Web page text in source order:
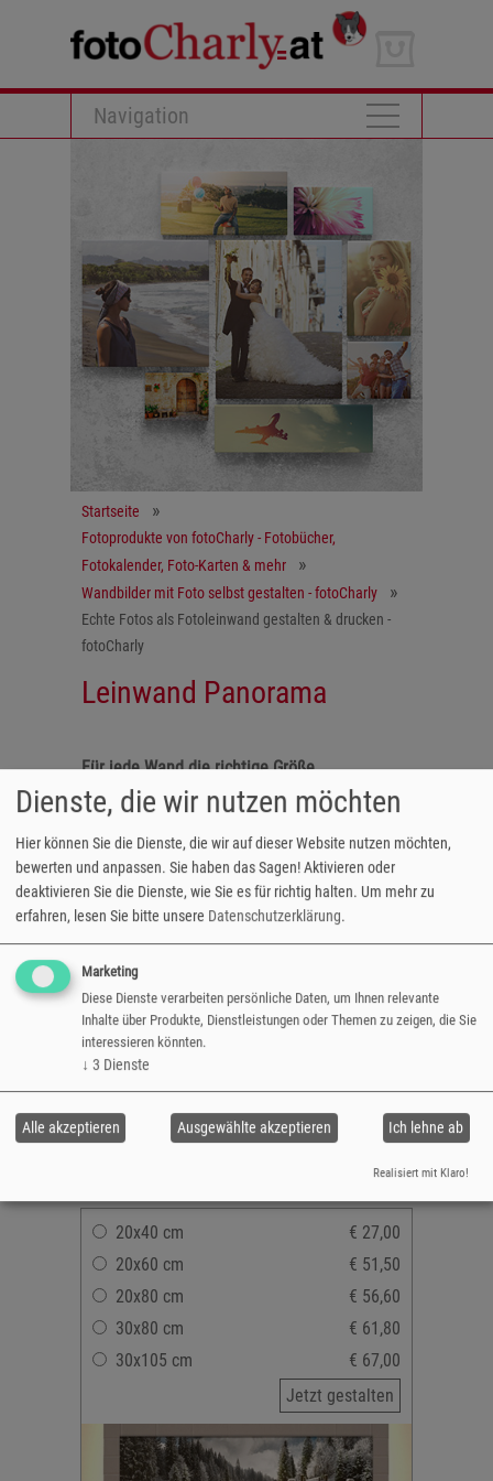
Navigation
Startseite
Fotoprodukte von fotoCharly - Fotobücher,
Fotokalender, Foto-Karten & mehr
Wandbilder mit Foto selbst gestalten - fotoCharly
Echte Fotos als Fotoleinwand gestalten & drucken -
fotoCharly
Leinwand Panorama
Für jede Wand die richtige Größe
Die Fotoleinwand im Panorama-Format ist in
mehreren Größen erhältlich, wird auf einen
stabilen Keilrahmen aufgearbeitet und ist mit
einer praktischen Aufhängung ausgerüstet.
5 unterschiedliche Formate:
- 20x40 bis 30x105 cm
Hoch- oder Querformat
Fotoleinen auf Holzrahmen
(Keilrahmen)
Seidenglänzend, lichtecht & wischfest
Leinwanndruck versandfertig in 3-5
20x40 cm
€ 27,00
20x60 cm
€ 51,50
20x80 cm
€ 56,60
30x80 cm
€ 61,80
30x105 cm
€ 67,00
Jetzt gestalten
Dienste, die wir nutzen möchten
Hier können Sie die Dienste, die wir auf dieser Website nutzen möchten,
bewerten und anpassen. Sie haben das Sagen! Aktivieren oder
deaktivieren Sie die Dienste, wie Sie es für richtig halten. Um mehr zu
erfahren, lesen Sie bitte unsere Datenschutzerklärung.
Marketing
Diese Dienste verarbeiten persönliche Daten, um Ihnen relevante
Inhalte über Produkte, Dienstleistungen oder Themen zu zeigen, die Sie
interessieren könnten.
↓ 3 Dienste
Ich lehne ab
Ausgewählte akzeptieren
Alle akzeptieren
Realisiert mit Klaro!